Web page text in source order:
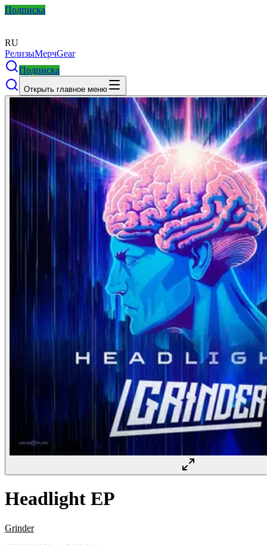
Подписка
RU
РелизыМерчGear
Подписка
Открыть главное меню
Headlight EP
Grinder